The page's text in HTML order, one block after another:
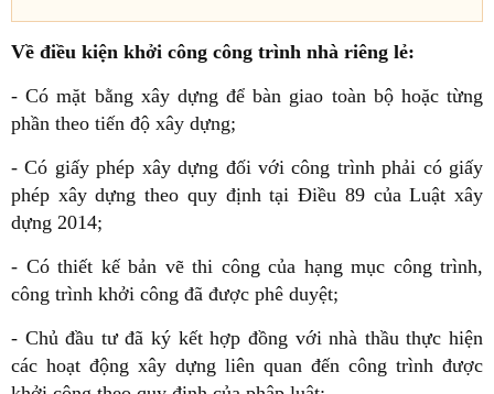
Về điều kiện khởi công công trình nhà riêng lẻ:
- Có mặt bằng xây dựng để bàn giao toàn bộ hoặc từng
phần theo tiến độ xây dựng;
- Có giấy phép xây dựng đối với công trình phải có giấy
phép xây dựng theo quy định tại Điều 89 của Luật xây
dựng 2014;
- Có thiết kế bản vẽ thi công của hạng mục công trình,
công trình khởi công đã được phê duyệt;
- Chủ đầu tư đã ký kết hợp đồng với nhà thầu thực hiện
các hoạt động xây dựng liên quan đến công trình được